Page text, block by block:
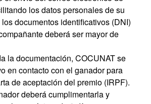
los datos personales de su
documentos identificativos (DNI)
deberá ser mayor de
la documentación, COCUNAT se
en contacto con el ganador para
de aceptación del premio (IRPF).
deberá cumplimentarla y